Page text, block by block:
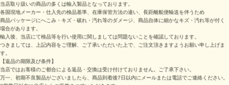
当店取り扱いの商品の多くは輸入製品となっております。
各国現地メーカー・仕入先の検品基準、在庫保管方法の違い、長距離船便輸送を伴うため
商品パッケージにへこみ・キズ・破れ・汚れ等のダメージ、商品自体に細かなキズ・汚れ等が付く
場合があります。
輸入後、当店にて検品等を行い使用に関しましては問題ないことを確認しております。
つきましては、上記内容をご理解、ご了承いただいた上で、ご注文頂きますようお願い申し上げま
す。
【返品の期限及び条件】
当店ではお客様のご都合による返品・交換は受け付けておりません。ご了承下さい。
万一、初期不良製品がございましたら、商品到着後7日以内にメールまたは電話でご連絡ください。